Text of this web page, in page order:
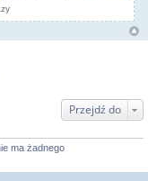
Przejdź do
ma żadnego